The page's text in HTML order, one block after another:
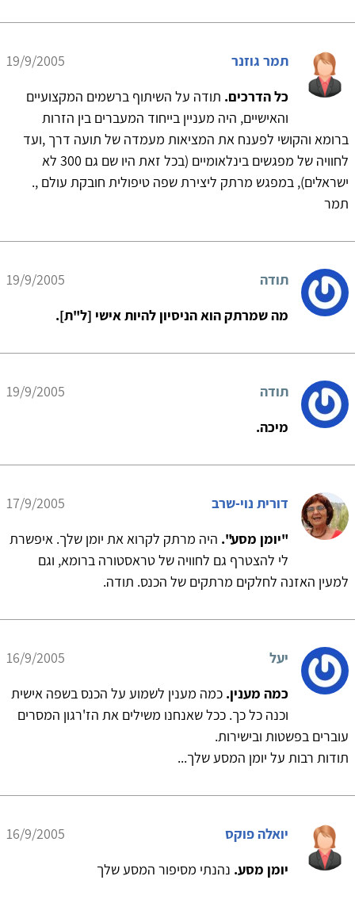
תמר גוזנר
19/9/2005
כל הדרכים. תודה על השיתוף ברשמים המקצועיים
והאישיים, היה מעניין בייחוד המעברים בין הזרות
ברומא והקושי לפענח את המציאות מעמדה של תועה דרך ,ועד
לחוויה של מפגשים בינלאומיים (בכל זאת היו שם גם 300 לא
ישראלים), במפגש מרתק ליצירת שפה טיפולית חובקת עולם ,.
תמר
תודה
19/9/2005
מה שמרתק הוא הניסיון להיות אישי [ל"ת].
תודה
19/9/2005
מיכה.
דורית נוי-שרב
17/9/2005
"יומן מסע". היה מרתק לקרוא את יומן שלך. איפשרת
לי להצטרף גם לחוויה של טראסטורה ברומא, וגם
למעין האזנה לחלקים מרתקים של הכנס. תודה.
יעל
16/9/2005
כמה מענין. כמה מענין לשמוע על הכנס בשפה אישית
וכנה כל כך. ככל שאנחנו משילים את הז'רגון המסרים
עוברים בפשטות ובישירות.
תודות רבות על יומן המסע שלך...
יואלה פוקס
16/9/2005
יומן מסע. נהנתי מסיפור המסע שלך